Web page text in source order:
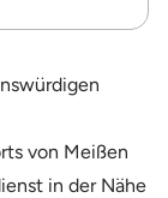
von Meißen
in der Nähe